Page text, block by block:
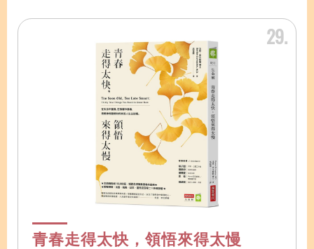
29
青春走得太快，領悟來得太慢